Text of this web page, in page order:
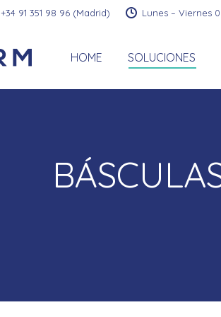
+34 91 351 98 96 (Madrid) Lunes – Viernes
HOME SOLUCIONES